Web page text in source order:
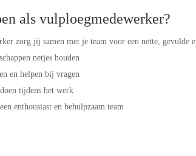
als vulploegmedewerker?
zorg jij samen met je team voor een nette,
netjes houden
en helpen bij vragen
tijdens het werk
enthousiast en behulpzaam team